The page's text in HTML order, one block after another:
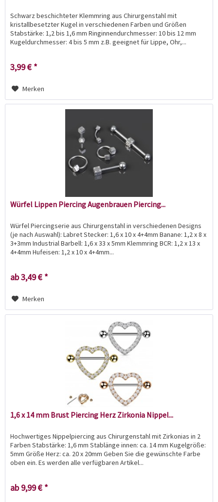
Schwarz beschichteter Klemmring aus Chirurgenstahl mit
kristallbesetzter Kugel in verschiedenen Farben und Größen
Stabstärke: 1,2 bis 1,6 mm Ringinnendurchmesser: 10 bis 12 mm
Kugeldurchmesser: 4 bis 5 mm z.B. geeignet für Lippe, Ohr,...
3,99 € *
Merken
Würfel Lippen Piercing Augenbrauen Piercing...
Würfel Piercingserie aus Chirurgenstahl in verschiedenen Designs
(je nach Auswahl): Labret Stecker: 1,6 x 10 x 4+4mm Banane: 1,2 x 8 x
3+3mm Industrial Barbell: 1,6 x 33 x 5mm Klemmring BCR: 1,2 x 13 x
4+4mm Hufeisen: 1,2 x 10 x 4+4mm...
ab 3,49 € *
Merken
1,6 x 14 mm Brust Piercing Herz Zirkonia Nippel...
Hochwertiges Nippelpiercing aus Chirurgenstahl mit Zirkonias in 2
Farben Stabstärke: 1,6 mm Stablänge innen: ca. 14 mm Kugelgröße:
5mm Größe Herz: ca. 20 x 20mm Geben Sie die gewünschte Farbe
oben ein. Es werden alle verfügbaren Artikel...
ab 9,99 € *